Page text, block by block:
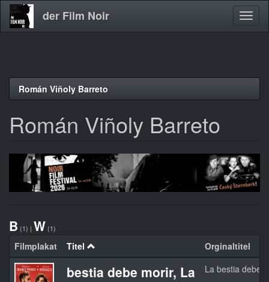
Direkt
der Film Noir
Román Viñoly Barreto
Román Viñoly Barreto
B (1) | W (1)
Filmplakat Titel Orginaltitel
bestia debe morir, La La bestia debe